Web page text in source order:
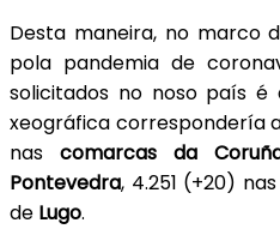
Desta maneira, no marco
pola pandemia de
solicitados no noso país é
xeográfica correspondería
nas comarcas da
Pontevedra, 4.251 (+20) nas
de Lugo.